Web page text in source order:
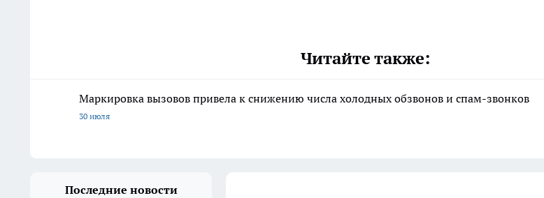
Читайте также:
Маркировка вызовов привела к снижению числа холодных обзвонов и спам-звонков
30 июля
Последние новости